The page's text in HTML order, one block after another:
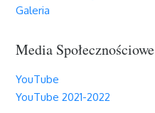
Galeria
Media Społecznościowe
YouTube
YouTube 2021-2022